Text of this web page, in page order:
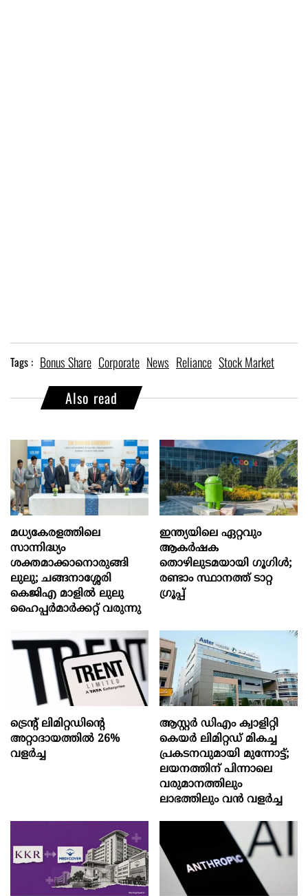
Tags : Bonus Share Corporate News Reliance Stock Market
Also read
മധ്യകേരളത്തിലെ
സാന്നിദ്ധ്യം
ശക്തമാക്കാനൊരുങ്ങി
ലുലു; ചങ്ങനാശ്ശേരി
കെജിഎ മാളിൽ ലുലു
ഹൈപ്പർമാർക്കറ്റ് വരുന്നു
ഇന്ത്യയിലെ ഏറ്റവും
ആകര്‍ഷക
തൊഴിലുടമയായി ഗൂഗിള്‍;
രണ്ടാം സ്ഥാനത്ത് ടാറ്റ
ഗ്രൂപ്പ്
ട്രെന്റ് ലിമിറ്റഡിന്റെ
അറ്റാദായത്തിൽ 26%
വളര്‍ച്ച
ആസ്റ്റർ ഡിഎം ക്വാളിറ്റി
കെയർ ലിമിറ്റഡ് മികച്ച
പ്രകടനവുമായി മുന്നോട്ട്;
ലയനത്തിന് പിന്നാലെ
വരുമാനത്തിലും
ലാഭത്തിലും വൻ വളർച്ച